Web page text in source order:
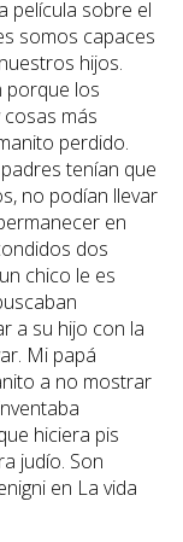
película sobre el
somos capaces
hijos.
porque los
más
perdido.
tenían que
no podían llevar
en
dos
chico le es
a su hijo con la
Mi papá
a no mostrar
hiciera pis
judío. Son
en La vida